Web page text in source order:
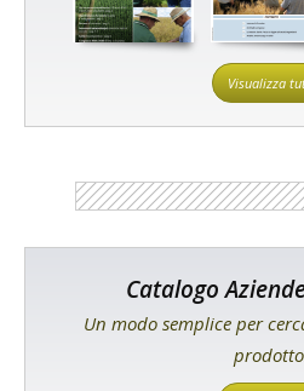
Visualizza
Catalogo
Un modo semplice per